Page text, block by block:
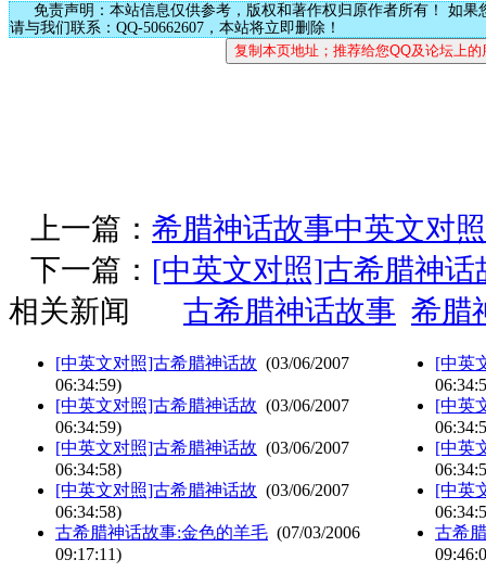
免责声明：本站信息仅供参考，版权和著作权归原作者所有！ 如果
请与我们联系：QQ-50662607，本站将立即删除！
上一篇： 希腊神话故事中英文对照
下一篇： [中英文对照]古希腊神
相关新闻
古希腊神话故事 希腊
[中英文对照]古希腊神话故 (03/06/2007
06:34:59)
[中英文对照]古希腊神话故 (03/06/2007
06:34:59)
[中英文对照]古希腊神话故 (03/06/2007
06:34:58)
[中英文对照]古希腊神话故 (03/06/2007
06:34:58)
古希腊神话故事:金色的羊毛 (07/03/2006
09:17:11)
[中英
[中英
[中英
[中英
古希